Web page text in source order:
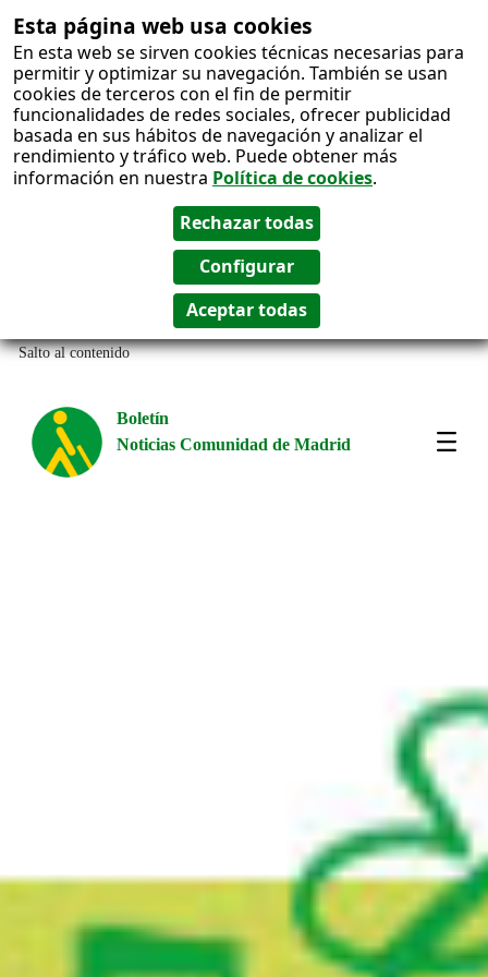
Esta página web usa cookies
En esta web se sirven cookies técnicas necesarias para
permitir y optimizar su navegación. También se usan
cookies de terceros con el fin de permitir
funcionalidades de redes sociales, ofrecer publicidad
basada en sus hábitos de navegación y analizar el
rendimiento y tráfico web. Puede obtener más
información en nuestra Política de cookies.
Salto al contenido
Boletín
Noticias Comunidad de Madrid